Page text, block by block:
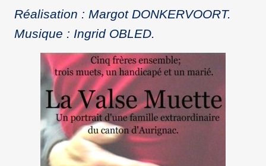
Réalisation : Margot DONKERVOORT.
Musique : Ingrid OBLED.